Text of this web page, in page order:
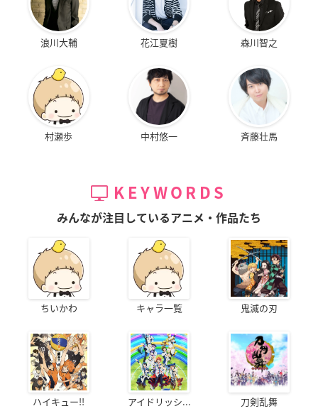
浪川大輔 花江夏樹 森川智之
村瀬歩 中村悠一 斉藤壮馬
KEYWORDS
みんなが注目しているアニメ・作品たち
ちいかわ キャラ一覧 鬼滅の刃
ハイキュー!! アイドリッシ... 刀剣乱舞